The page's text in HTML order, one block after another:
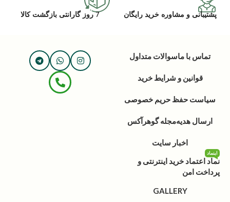
پشتیبانی و مشاوره خرید رایگان 7 روز گارانتی بازگشت کالا
تماس با ماسوالات متداول
قوانین و شرایط خرید
سیاست حفظ حریم خصوصی
ارسال هدیهمجله گوهرآکس
اخبار سایت
نماد اعتماد خرید اینترنتی و
پرداخت امن
اینماد
GALLERY